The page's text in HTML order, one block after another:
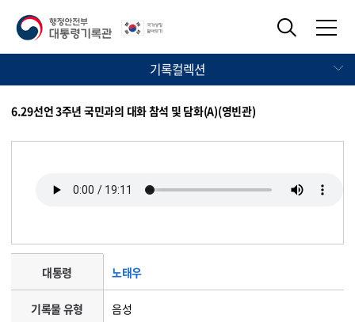
기록컬렉션
6.29선언 3주년 국민과의 대화 참석 및 담화(A)(영빈관)
대통령 노태우
기록물 유형 음성